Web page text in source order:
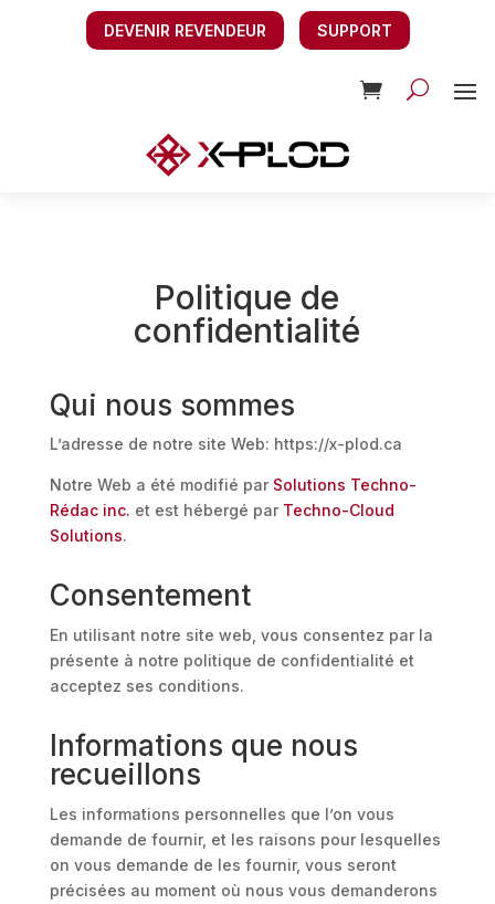
DEVENIR REVENDEUR SUPPORT
Politique de
confidentialité
Qui nous sommes
L’adresse de notre site Web: https://x-plod.ca
Notre Web a été modifié par Solutions Techno-
Rédac inc. et est hébergé par Techno-Cloud
Solutions.
Consentement
En utilisant notre site web, vous consentez par la
présente à notre politique de confidentialité et
acceptez ses conditions.
Informations que nous
recueillons
Les informations personnelles que l’on vous
demande de fournir, et les raisons pour lesquelles
on vous demande de les fournir, vous seront
précisées au moment où nous vous demanderons